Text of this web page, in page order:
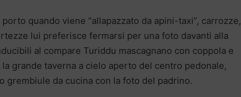
quando viene “allapazzato da apini-taxi”, carrozze,
lui preferisce fermarsi per una foto davanti alla
al compare Turiddu mascagnano con coppola e
grande taverna a cielo aperto del centro pedonale,
grembiule da cucina con la foto del padrino.